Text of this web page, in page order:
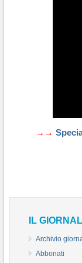
→→
IL
Archivio
Abbonati